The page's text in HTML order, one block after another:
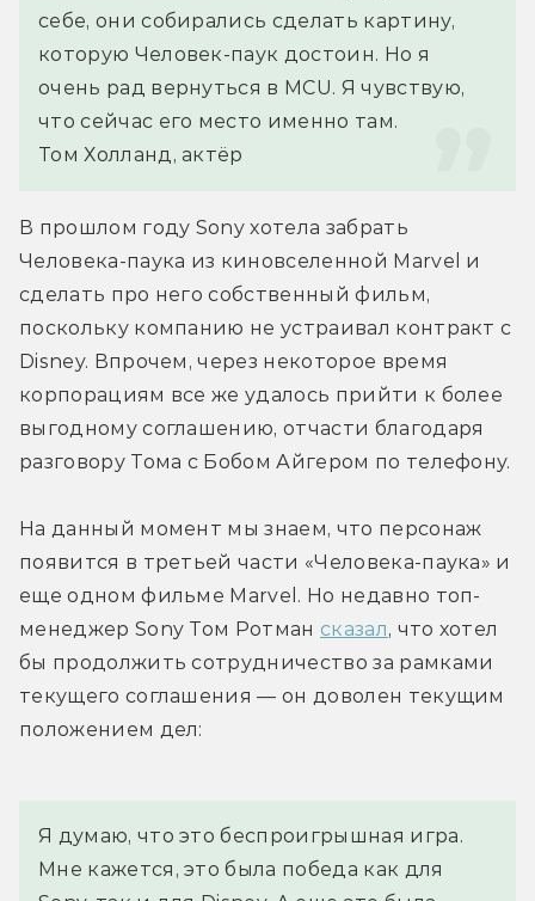
себе, они собирались сделать картину,
которую Человек-паук достоин. Но я
очень рад вернуться в MCU. Я чувствую,
что сейчас его место именно там.
Том Холланд, актёр
В прошлом году Sony хотела забрать
Человека-паука из киновселенной Marvel и
сделать про него собственный фильм,
поскольку компанию не устраивал контракт с
Disney. Впрочем, через некоторое время
корпорациям все же удалось прийти к более
выгодному соглашению, отчасти благодаря
разговору Тома с Бобом Айгером по телефону.
На данный момент мы знаем, что персонаж
появится в третьей части «Человека-паука» и
еще одном фильме Marvel. Но недавно топ-
менеджер Sony Том Ротман сказал, что хотел
бы продолжить сотрудничество за рамками
текущего соглашения — он доволен текущим
положением дел:
Я думаю, что это беспроигрышная игра.
Мне кажется, это была победа как для